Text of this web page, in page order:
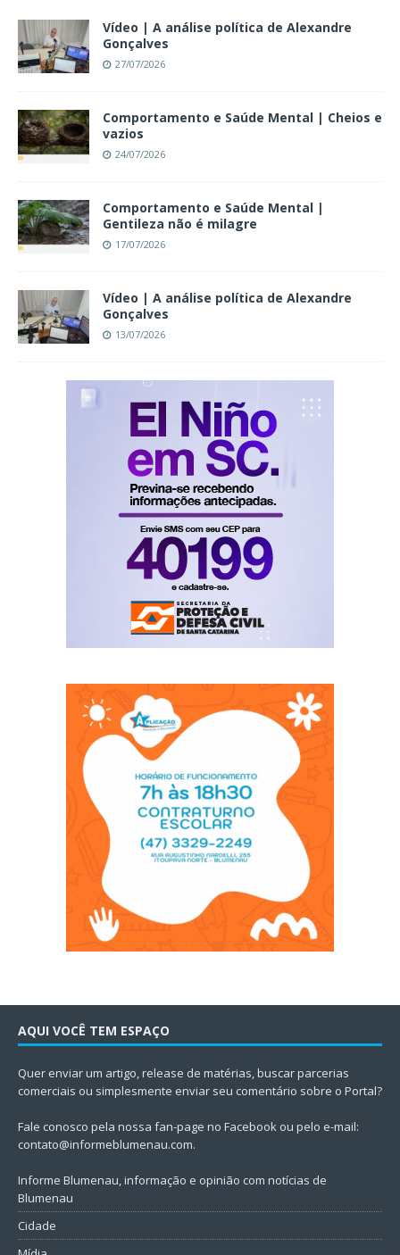
Vídeo | A análise política de Alexandre
Gonçalves
27/07/2026
Comportamento e Saúde Mental | Cheios e
vazios
24/07/2026
Comportamento e Saúde Mental |
Gentileza não é milagre
17/07/2026
Vídeo | A análise política de Alexandre
Gonçalves
13/07/2026
AQUI VOCÊ TEM ESPAÇO
Quer enviar um artigo, release de matérias, buscar parcerias
comerciais ou simplesmente enviar seu comentário sobre o Portal?
Fale conosco pela nossa fan-page no Facebook ou pelo e-mail:
contato@informeblumenau.com.
Informe Blumenau, informação e opinião com notícias de
Blumenau
Cidade